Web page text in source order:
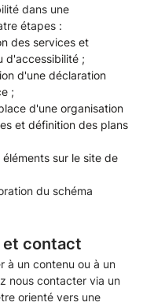
dans une
étapes :
des services et
d'accessibilité ;
d'une déclaration
;
d'une organisation
et définition des plans
sur le site de
du schéma
et contact
à un contenu ou à un
nous contacter via un
orienté vers une